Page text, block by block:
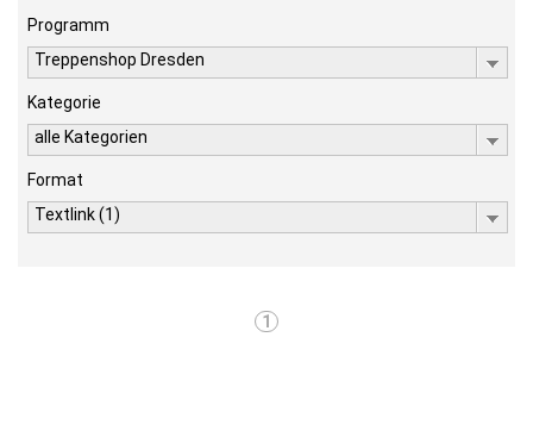
Programm
Treppenshop Dresden
Kategorie
alle Kategorien
Format
Textlink (1)
1